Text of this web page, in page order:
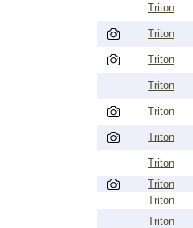
Triton
Triton
Triton
Triton
Triton
Triton
Triton
Triton
Triton
Triton